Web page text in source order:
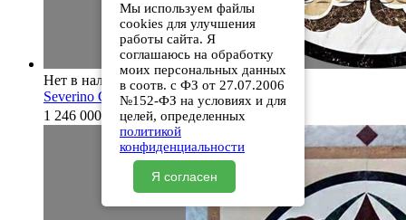
Нет в наличии
Severino Crystal White
1 246 000
Мы используем файлы
cookies для улучшения
работы сайта. Я
соглашаюсь на обработку
моих персональных данных
в соотв. с ФЗ от 27.07.2006
№152-ФЗ на условиях и для
целей, определенных
политикой
конфиденциальности
Я согласен